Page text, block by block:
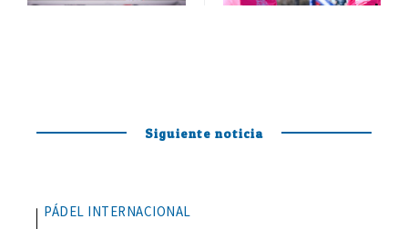
Siguiente noticia
PÁDEL INTERNACIONAL